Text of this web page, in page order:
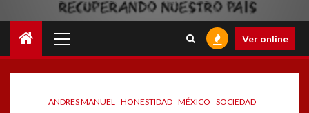
principal
Ver online
ANDRES MANUEL HONESTIDAD MÉXICO SOCIEDAD